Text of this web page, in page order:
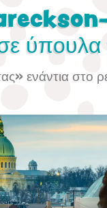
Περιπέτειες
ενάντια στο